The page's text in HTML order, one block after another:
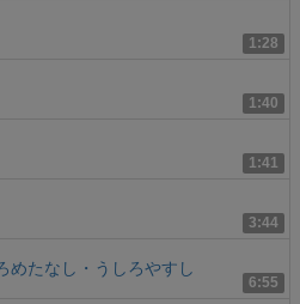
1:28
1:40
1:41
3:44
6:55
めたなし・うしろやすし